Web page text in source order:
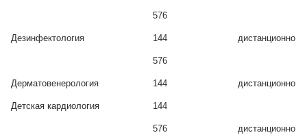
576
Дезинфектология 144 дистанционно
576
Дерматовенерология 144 дистанционно
Детская кардиология 144
576 дистанционно